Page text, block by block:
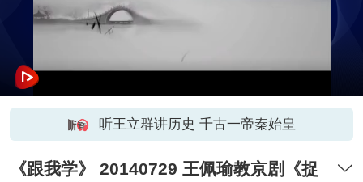
听王立群讲历史 千古一帝秦始皇
《跟我学》 20140729 王佩瑜教京剧《捉